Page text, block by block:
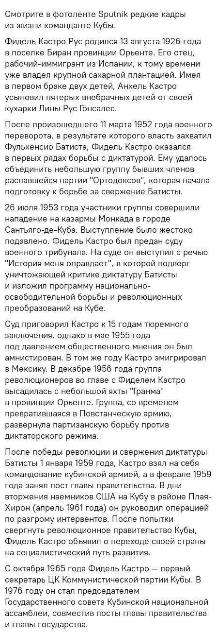
Смотрите в фотоленте Sputnik редкие кадры
из жизни команданте Кубы.
Фидель Кастро Рус родился 13 августа 1926 года
в поселке Биран провинции Орьенте. Его отец,
рабочий-иммигрант из Испании, к тому времени
уже владел крупной сахарной плантацией. Имея
в первом браке двух детей, Анхель Кастро
усыновил пятерых внебрачных детей от своей
кухарки Лины Рус Гонсалес.
После произошедшего 11 марта 1952 года военного
переворота, в результате которого власть захватил
Фульхенсио Батиста, Фидель Кастро оказался
в первых рядах борьбы с диктатурой. Ему удалось
объединить небольшую группу бывших членов
распавшейся партии "Ортодоксов", которая начала
подготовку к борьбе за свержение Батисты.
26 июля 1953 года участники группы совершили
нападение на казармы Монкада в городе
Сантьяго-де-Куба. Выступление было жестоко
подавлено. Фидель Кастро был предан суду
военного трибунала. На суде он выступил с речью
"История меня оправдает", в которой подверг
уничтожающей критике диктатуру Батисты
и изложил программу национально-
освободительной борьбы и революционных
преобразований на Кубe.
Суд приговорил Кастро к 15 годам тюремного
заключения, однако в мае 1955 года
под давлением общественного мнения он был
амнистирован. В том же году Кастро эмигрировал
в Мексику. В декабре 1956 года группа
революционеров во главе с Фиделем Кастро
высадилась с небольшой яхты "Гранма"
в провинции Орьенте. Группа, со временем
превратившаяся в Повстанческую армию,
развернула партизанскую борьбу против
диктаторского режима.
После победы революции и свержения диктатуры
Батисты 1 января 1959 года, Кастро взял на себя
командование кубинской армией, а в феврале 1959
года занял пост главы правительства. В дни
вторжения наемников США на Кубу в районе Плая-
Хирон (апрель 1961 года) он руководил операцией
по разгрому интервентов. После попытки
свергнуть революционное правительство Кубы,
Фидель Кастро объявил о переходе своей страны
на социалистический путь развития.
С октября 1965 года Фидель Кастро — первый
секретарь ЦК Коммунистической партии Кубы. В
1976 году он стал председателем
Государственного совета Кубинской национальной
ассамблеи, совместив посты главы правительства
и главы государства.